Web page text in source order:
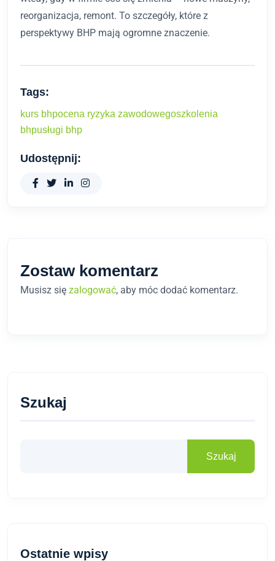
reorganizacja, remont. To szczegóły, które z
perspektywy BHP mają ogromne znaczenie.
Tags:
kurs bhpocena ryzyka zawodowegoszkolenia
bhpusługi bhp
Udostępnij:
Zostaw komentarz
Musisz się zalogować, aby móc dodać komentarz.
Szukaj
Szukaj
Ostatnie wpisy